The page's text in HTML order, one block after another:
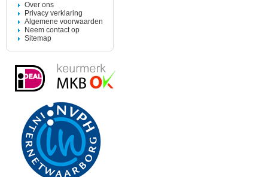
Over ons
Privacy verklaring
Algemene voorwaarden
Neem contact op
Sitemap